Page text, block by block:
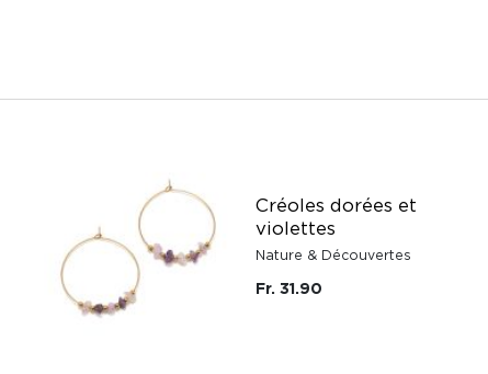
Créoles dorées et
violettes
Nature & Découvertes
Fr. 31.90